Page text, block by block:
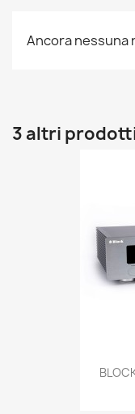
Ancora nessuna
3 altri